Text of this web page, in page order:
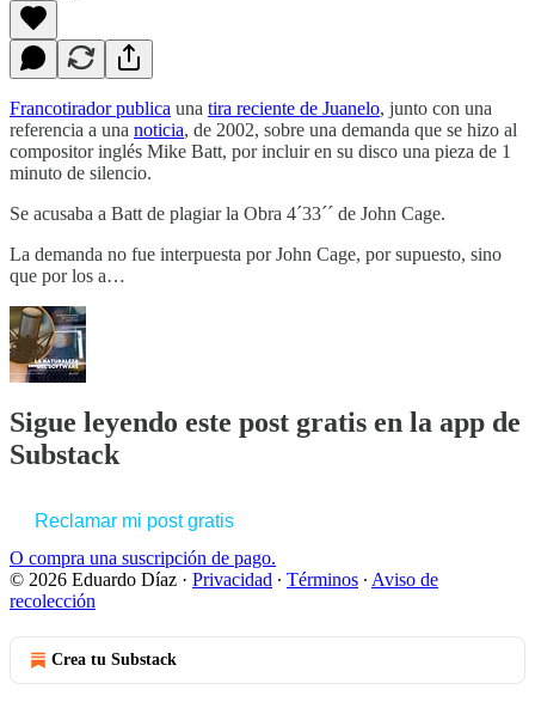
Francotirador publica una tira reciente de Juanelo, junto con una
referencia a una noticia, de 2002, sobre una demanda que se hizo al
compositor inglés Mike Batt, por incluir en su disco una pieza de 1
minuto de silencio.
Se acusaba a Batt de plagiar la Obra 4´33´´ de John Cage.
La demanda no fue interpuesta por John Cage, por supuesto, sino
que por los a…
Sigue leyendo este post gratis en la app de
Substack
Reclamar mi post gratis
O compra una suscripción de pago.
© 2026 Eduardo Díaz · Privacidad ∙ Términos ∙ Aviso de
recolección
Crea tu Substack